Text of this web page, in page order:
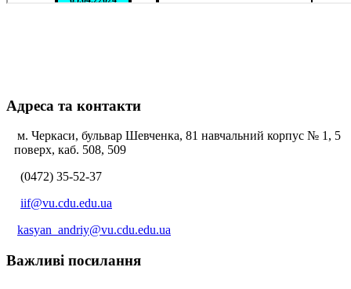
Адреса та контакти
м. Черкаси, бульвар Шевченка, 81 навчальний корпус № 1, 5
поверх, каб. 508, 509
(0472) 35-52-37
iif@vu.cdu.edu.ua
kasyan_andriy@vu.cdu.edu.ua
Важливі посилання